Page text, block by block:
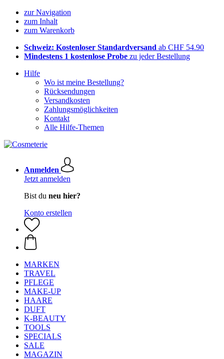
zur Navigation
zum Inhalt
zum Warenkorb
Schweiz: Kostenloser Standardversand ab CHF 54.90
Mindestens 1 kostenlose Probe zu jeder Bestellung
Hilfe
Wo ist meine Bestellung?
Rücksendungen
Versandkosten
Zahlungsmöglichkeiten
Kontakt
Alle Hilfe-Themen
Anmelden
Jetzt anmelden
Bist du neu hier?
Konto erstellen
MARKEN
TRAVEL
PFLEGE
MAKE-UP
HAARE
DUFT
K-BEAUTY
TOOLS
SPECIALS
SALE
MAGAZIN